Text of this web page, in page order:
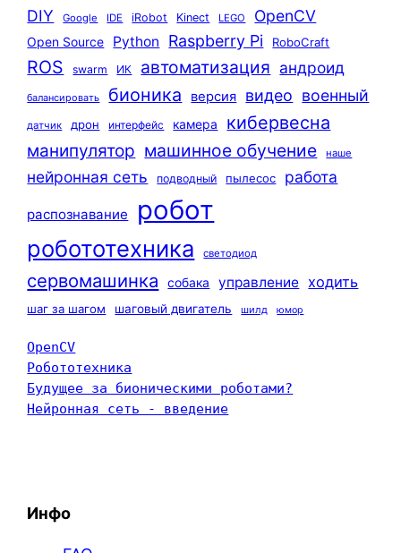
DIY Google IDE iRobot Kinect LEGO OpenCV
Open Source Python Raspberry Pi RoboCraft
ROS swarm ИК автоматизация андроид
балансировать бионика версия видео военный
датчик дрон интерфейс камера кибервесна
манипулятор машинное обучение наше
нейронная сеть подводный пылесос работа
распознавание робот
робототехника светодиод
сервомашинка собака управление ходить
шаг за шагом шаговый двигатель шилд юмор
OpenCV
Робототехника
Будущее за бионическими роботами?
Нейронная сеть - введение
Инфо